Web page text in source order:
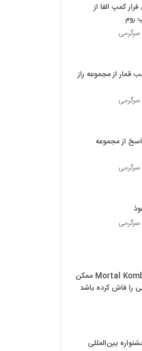
کمپ الفا از
روم
سرگرمی
قمار از مجموعه راز
سرگرمی
از مجموعه
سرگرمی
سرگرمی
تیزری از Mortal Kombat 1 ممکن
را فاش کرده باشد
بین‌المللی